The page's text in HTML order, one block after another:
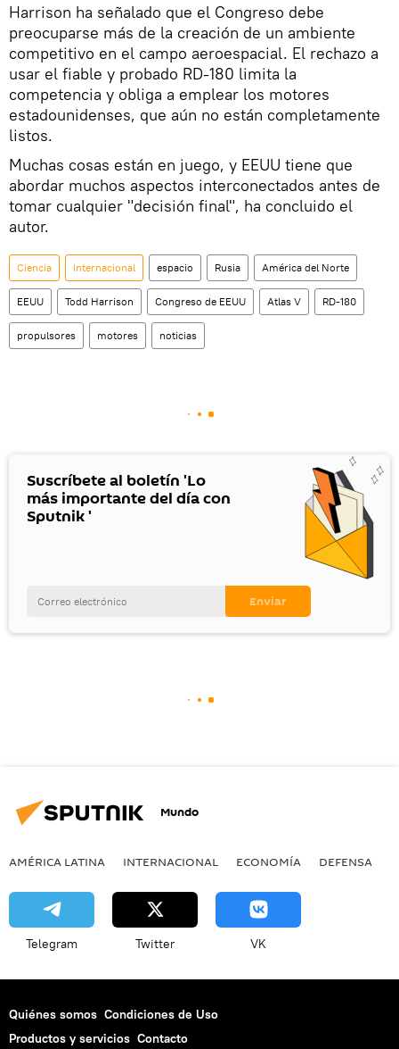
Harrison ha señalado que el Congreso debe
preocuparse más de la creación de un ambiente
competitivo en el campo aeroespacial. El rechazo a
usar el fiable y probado RD-180 limita la
competencia y obliga a emplear los motores
estadounidenses, que aún no están completamente
listos.
Muchas cosas están en juego, y EEUU tiene que
abordar muchos aspectos interconectados antes de
tomar cualquier "decisión final", ha concluido el
autor.
Ciencia Internacional espacio Rusia América del Norte
EEUU Todd Harrison Congreso de EEUU Atlas V RD-180
propulsores motores noticias
Suscríbete al boletín 'Lo
más importante del día con
Sputnik '
Mundo
AMÉRICA LATINA INTERNACIONAL ECONOMÍA DEFENSA
Telegram Twitter VK
Quiénes somos Condiciones de Uso
Productos y servicios Contacto